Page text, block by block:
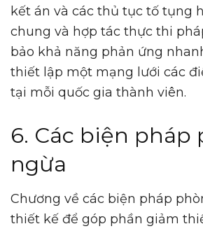
kết án và các thủ tục tố tụng
chung và hợp tác thực thi
bảo khả năng phản ứng
thiết lập một mạng lưới các
tại mỗi quốc gia thành viên.
6. Các biện pháp
ngừa
Chương về các biện pháp
thiết kế để góp phần giảm